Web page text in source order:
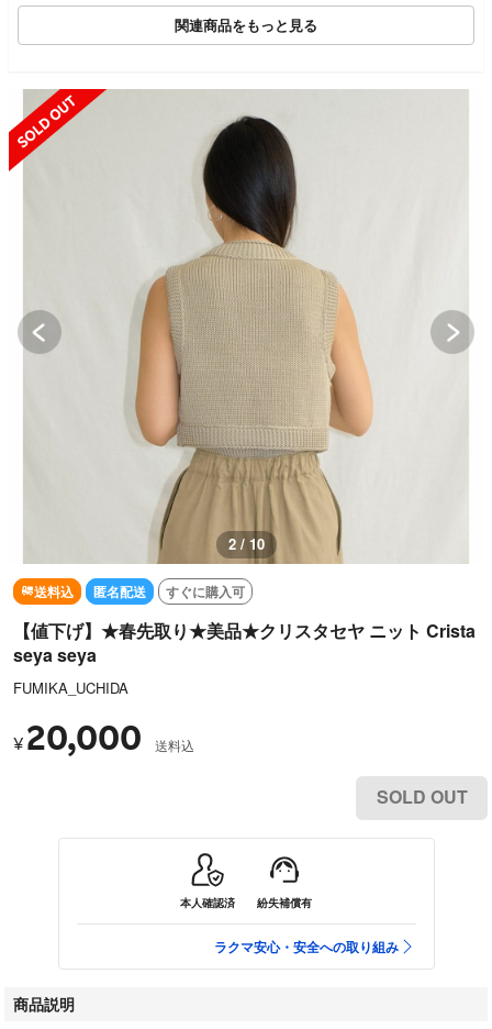
関連商品をもっと見る
2 / 10
送料込 匿名配送 すぐに購入可
【値下げ】★春先取り★美品★クリスタセヤ ニット Crista
seya seya
FUMIKA_UCHIDA
¥ 20,000 送料込
SOLD OUT
本人確認済 紛失補償有
ラクマ安心・安全への取り組み
商品説明